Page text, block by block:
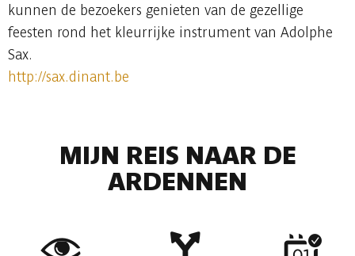
kunnen de bezoekers genieten van de gezellige
feesten rond het kleurrijke instrument van Adolphe
Sax.
http://sax.dinant.be
MIJN REIS NAAR DE
ARDENNEN